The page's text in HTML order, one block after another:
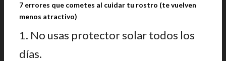
7 errores que cometes al cuidar tu rostro (te vuelven
menos atractivo)
1. No usas protector solar todos los
días.